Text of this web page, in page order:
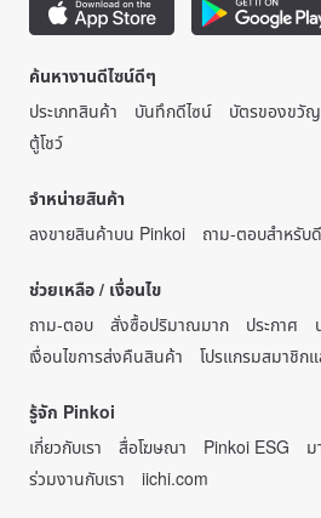
ค้นหางานดีไซน์ดีๆ
ประเภทสินค้า
บันทึกดีไซน์ บัตรของขวั
ตู้โชว์
จำหน่ายสินค้า
ลงขายสินค้าบน Pinkoi
ถาม-ตอบสำหรับ
ช่วยเหลือ / เงื่อนไข
ถาม-ตอบ
สั่งซื้อปริมาณมาก ประกาศ
เงื่อนไขการส่งคืนสินค้า
โปรแกรมสมาชิก
รู้จัก Pinkoi
เกี่ยวกับเรา
สื่อโฆษณา Pinkoi ESG
ร่วมงานกับเรา
iichi.com